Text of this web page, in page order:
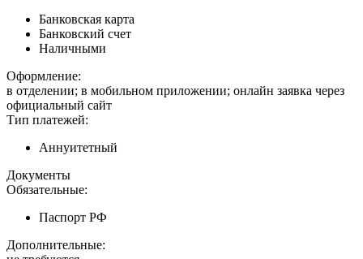
Банковская карта
Банковский счет
Наличными
Оформление:
в отделении; в мобильном приложении; онлайн заявка через
официальный сайт
Тип платежей:
Аннуитетный
Документы
Обязательные:
Паспорт РФ
Дополнительные: